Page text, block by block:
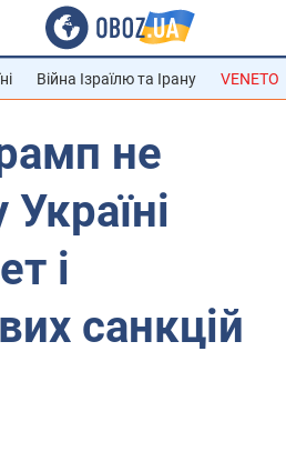
Війна Ізраїлю та Ірану VENETO
не
і
санкцій